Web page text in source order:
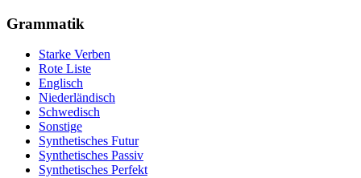
Grammatik
Starke Verben
Rote Liste
Englisch
Niederländisch
Schwedisch
Sonstige
Synthetisches Futur
Synthetisches Passiv
Synthetisches Perfekt